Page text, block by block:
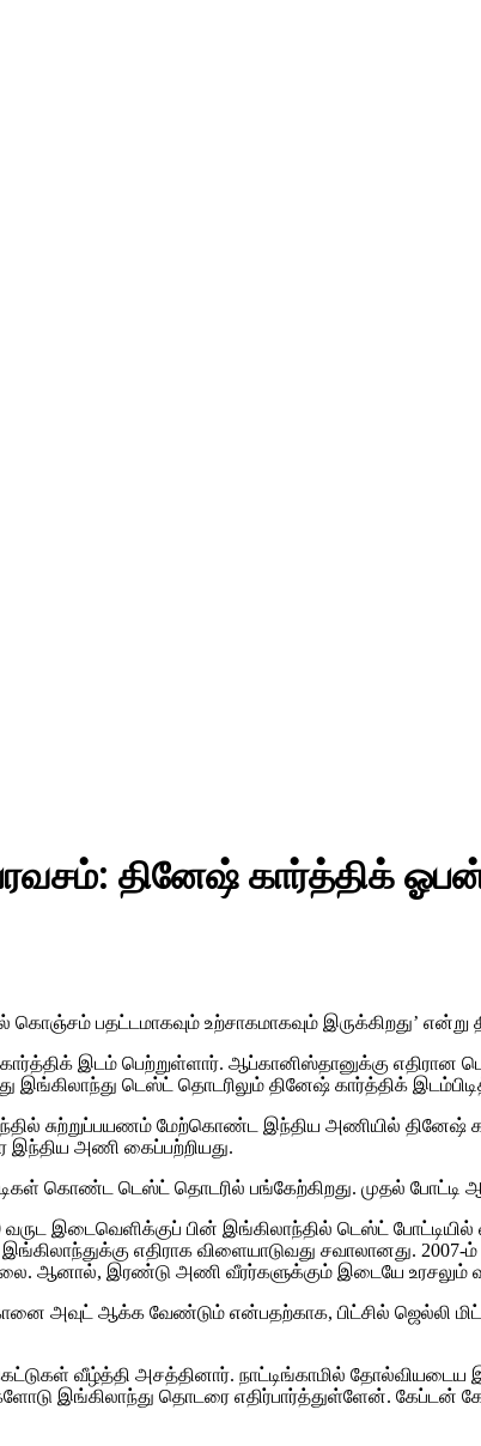
தினேஷ் கார்த்திக்
கொஞ்சம் பதட்டமாகவும் உற்சாகமாகவும் இருக்கிறது’ என்று
இடம் பெற்றுள்ளார். ஆப்கானிஸ்தானுக்கு
டெஸ்ட் தொடரிலும் தினேஷ் கார்த்திக்
சுற்றுப்பயணம் மேற்கொண்ட இந்திய அணியில்
இந்திய அணி கைப்பற்றியது.
கொண்ட டெஸ்ட் தொடரில் பங்கேற்கிறது. முதல் போட்டி
இடைவெளிக்குப் பின் இங்கிலாந்தில் டெஸ்ட்
எதிராக விளையாடுவது சவாலானது.
ஆனால், இரண்டு அணி வீரர்களுக்கும் இடையே உரசலும்
அவுட் ஆக்க வேண்டும் என்பதற்காக, பிட்சில் ஜெல்லி
வீழ்த்தி அசத்தினார். நாட்டிங்காமில் தோல்வியடைய
இங்கிலாந்து தொடரை எதிர்பார்த்துள்ளேன். கேப்டன்